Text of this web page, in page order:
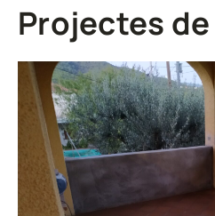
Projectes